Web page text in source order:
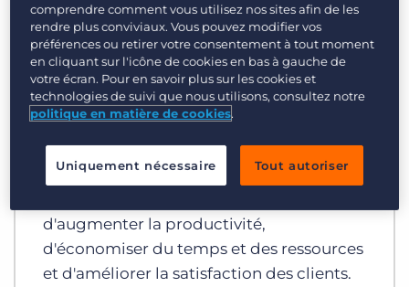
Automatiser
4 Processus que les agences de
recrutement doivent
automatiser
Cherchez-vous à améliorer les résultats
nets de votre agence de recrutement en
d'augmenter la productivité,
d'économiser du temps et des ressources
et d'améliorer la satisfaction des clients.
comprendre comment vous utilisez nos sites afin de les
rendre plus conviviaux. Vous pouvez modifier vos
préférences ou retirer votre consentement à tout moment
en cliquant sur l'icône de cookies en bas à gauche de
votre écran. Pour en savoir plus sur les cookies et
technologies de suivi que nous utilisons, consultez notre
politique en matière de cookies.
Uniquement nécessaire Tout autoriser